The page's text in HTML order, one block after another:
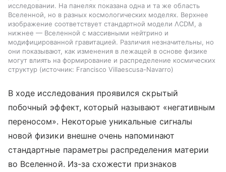
исследовании. На панелях показана одна и та же область
Вселенной, но в разных космологических моделях. Верхнее
изображение соответствует стандартной модели ΛCDM, а
нижнее — Вселенной с массивными нейтрино и
модифицированной гравитацией. Различия незначительны, но
они показывают, как изменения в лежащей в основе физике
могут влиять на формирование и распределение космических
структур
источник: Francisco Villaescusa-Navarro
В ходе исследования проявился скрытый
побочный эффект, который называют «негативным
переносом». Некоторые уникальные сигналы
новой физики внешне очень напоминают
стандартные параметры распределения материи
во Вселенной. Из-за схожести признаков